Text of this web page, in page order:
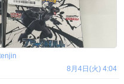
8月4日(火) 4:04